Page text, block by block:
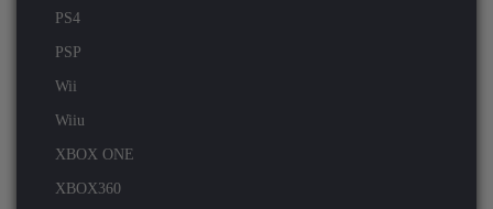
PS4
PSP
Wii
Wiiu
XBOX ONE
XBOX360